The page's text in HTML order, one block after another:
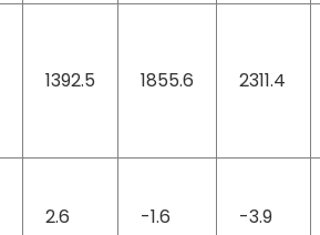
1392.5 1855.6 2311.4
2.6 -1.6 -3.9